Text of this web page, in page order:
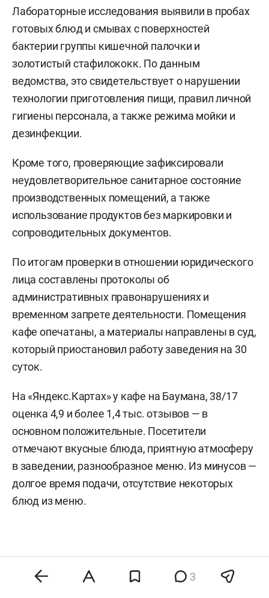
Лабораторные исследования выявили в пробах
готовых блюд и смывах с поверхностей
бактерии группы кишечной палочки и
золотистый стафилококк. По данным
ведомства, это свидетельствует о нарушении
технологии приготовления пищи, правил личной
гигиены персонала, а также режима мойки и
дезинфекции.
Кроме того, проверяющие зафиксировали
неудовлетворительное санитарное состояние
производственных помещений, а также
использование продуктов без маркировки и
сопроводительных документов.
По итогам проверки в отношении юридического
лица составлены протоколы об
административных правонарушениях и
временном запрете деятельности. Помещения
кафе опечатаны, а материалы направлены в суд,
который приостановил работу заведения на 30
суток.
На «Яндекс.Картах» у кафе на Баумана, 38/17
оценка 4,9 и более 1,4 тыс. отзывов — в
основном положительные. Посетители
отмечают вкусные блюда, приятную атмосферу
в заведении, разнообразное меню. Из минусов —
долгое время подачи, отсутствие некоторых
блюд из меню.
Комментарии 3 3